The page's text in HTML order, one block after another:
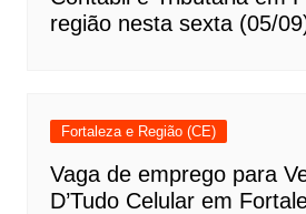
região nesta sexta (05/
Fortaleza e Região (CE)
Vaga de emprego para
D’Tudo Celular em